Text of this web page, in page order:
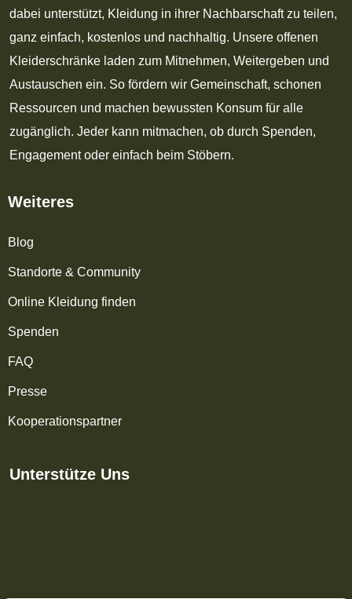
dabei unterstützt, Kleidung in ihrer Nachbarschaft zu teilen,
ganz einfach, kostenlos und nachhaltig. Unsere offenen
Kleiderschränke laden zum Mitnehmen, Weitergeben und
Austauschen ein. So fördern wir Gemeinschaft, schonen
Ressourcen und machen bewussten Konsum für alle
zugänglich. Jeder kann mitmachen, ob durch Spenden,
Engagement oder einfach beim Stöbern.
Weiteres
Blog
Standorte & Community
Online Kleidung finden
Spenden
FAQ
Presse
Kooperationspartner
Unterstütze Uns